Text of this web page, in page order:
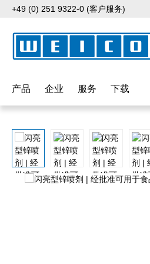
to main content
Skip to search
Skip to main navigation
+49 (0) 251 9322-0 (客户服务)
产品 企业 服务 下载
Skip image gallery